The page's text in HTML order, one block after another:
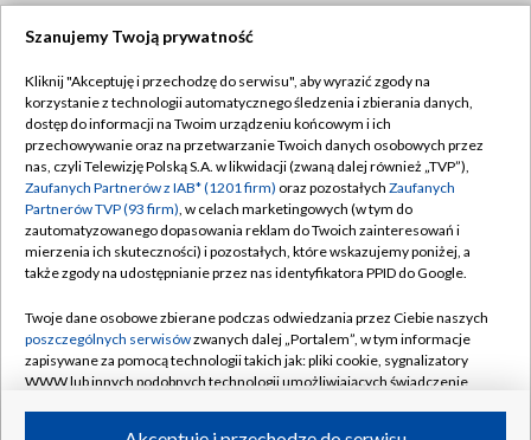
TVP
Abonament TVP
Emisja w TVP
Centrum informacji TVP
Naziemna Telewizja Cyfrowa
Rada Programowa
System NOS
Informacje o nadawcy
Regulamin TVP
Polityka prywatności
Moje zgody
Pomoc
Kontakt
Kanały
Szanujemy Twoją prywatność
Kliknij "Akceptuję i przechodzę do serwisu", aby wyrazić zgody na
korzystanie z technologii automatycznego śledzenia i zbierania danych,
dostęp do informacji na Twoim urządzeniu końcowym i ich
przechowywanie oraz na przetwarzanie Twoich danych osobowych przez
nas, czyli Telewizję Polską S.A. w likwidacji (zwaną dalej również „TVP”),
Zaufanych Partnerów z IAB* (1201 firm) oraz pozostałych Zaufanych
Partnerów TVP (93 firm), w celach marketingowych (w tym do
zautomatyzowanego dopasowania reklam do Twoich zainteresowań i
mierzenia ich skuteczności) i pozostałych, które wskazujemy poniżej, a
także zgody na udostępnianie przez nas identyfikatora PPID do Google.
Twoje dane osobowe zbierane podczas odwiedzania przez Ciebie naszych
poszczególnych serwisówzwanych dalej „Portalem”, w tym informacje
zapisywane za pomocą technologii takich jak: pliki cookie, sygnalizatory
WWW lub innych podobnych technologii umożliwiających świadczenie